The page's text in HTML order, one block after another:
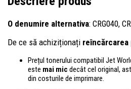
O denumire alternativa: CRG040,
De ce să achiziționați reîncărcarea
Prețul tonerului compatibil Jet
este mai mic decât cel original,
din costurile de imprimare.